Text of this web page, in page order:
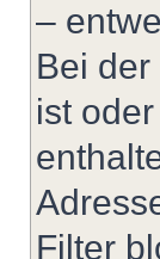
–
Bei
ist
Filter